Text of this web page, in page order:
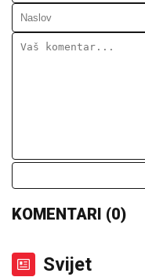
KOMENTARI (0)
Svijet